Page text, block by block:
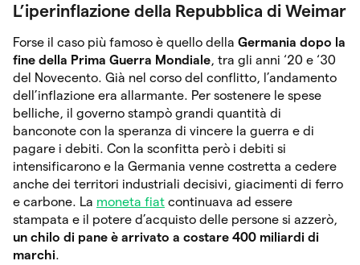
L’iperinflazione della Repubblica di Weimar
Forse il caso più famoso è quello della Germania dopo la
fine della Prima Guerra Mondiale, tra gli anni ‘20 e ‘30
del Novecento. Già nel corso del conflitto, l’andamento
dell’inflazione era allarmante. Per sostenere le spese
belliche, il governo stampò grandi quantità di
banconote con la speranza di vincere la guerra e di
pagare i debiti. Con la sconfitta però i debiti si
intensificarono e la Germania venne costretta a cedere
anche dei territori industriali decisivi, giacimenti di ferro
e carbone. La moneta fiat continuava ad essere
stampata e il potere d’acquisto delle persone si azzerò,
un chilo di pane è arrivato a costare 400 miliardi di
marchi.